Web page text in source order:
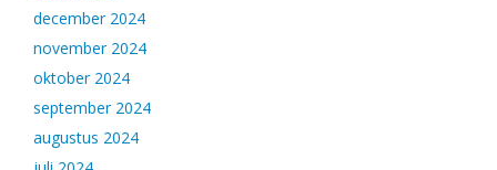
december 2024
november 2024
oktober 2024
september 2024
augustus 2024